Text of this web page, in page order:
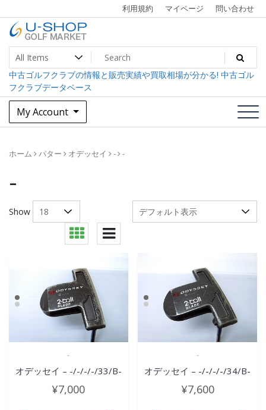
to
content
利用規約 マイページ 問い合わせ
U-SHOP Golf Market dev
中古ゴルフクラブ最大級！U-SHOPゴルフマーケット
中古ゴルフクラブの情報と販売実績や買取相場が分かる! 中古ゴル
フクラブデータベース
My Account
ホーム パター オデッセイ - -
-
Show
-
オデッセイ – -/-/-/-/33/B-
¥7,000
-
オデッセイ – -/-/-/-/34/B-
¥7,600